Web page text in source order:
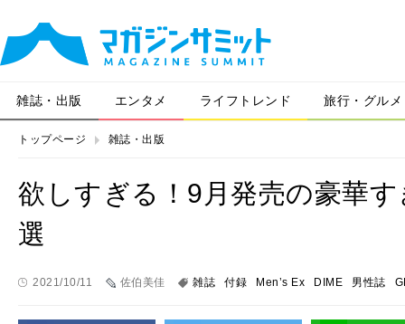
雑誌・出版 エンタメ ライフトレンド 旅行・グルメ
トップページ 雑誌・出版
欲しすぎる！9月発売の豪華
選
2021/10/11 佐伯美佳 雑誌 付録 Men’s Ex DIME 男性誌